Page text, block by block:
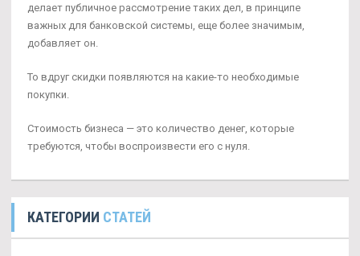
делает публичное рассмотрение таких дел, в принципе
важных для банковской системы, еще более значимым,
добавляет он.
То вдруг скидки появляются на какие-то необходимые
покупки.
Стоимость бизнеса — это количество денег, которые
требуются, чтобы воспроизвести его с нуля.
КАТЕГОРИИ СТАТЕЙ